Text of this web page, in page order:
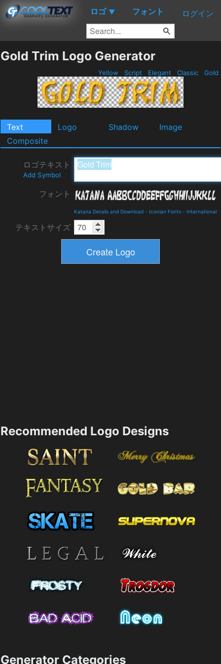
ロゴ ▼ フォント ログイン
Gold Trim Logo Generator
Yellow Script Elegant Classic Gold
Text Logo Shadow
Image
Composite
ロゴテキスト
Add Symbol
フォント
Katana Details and Download - Iconian Fonts - International
テキストサイズ
Recommended Logo Designs
Generator Categories